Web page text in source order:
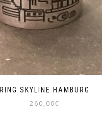
RING SKYLINE HAMBURG
260,00€